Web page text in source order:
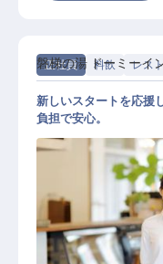
正社員 料飲 レス
磐梯の湯 ドーミーイ
新しいスタートを応援
負担で安心。